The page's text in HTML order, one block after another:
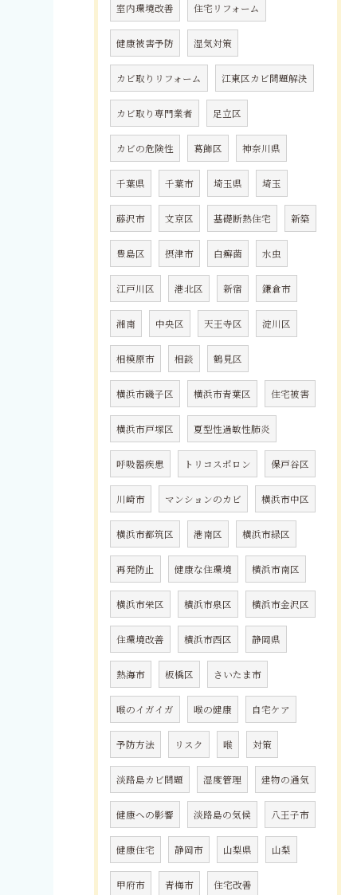
室内環境改善 住宅リフォーム
健康被害予防 湿気対策
カビ取りリフォーム 江東区カビ問題解決
カビ取り専門業者 足立区
カビの危険性 葛飾区 神奈川県
千葉県 千葉市 埼玉県 埼玉
藤沢市 文京区 基礎断熱住宅 新築
豊島区 摂津市 白癬菌 水虫
江戸川区 港北区 新宿 鎌倉市
湘南 中央区 天王寺区 淀川区
相模原市 相談 鶴見区
横浜市磯子区 横浜市青葉区 住宅被害
横浜市戸塚区 夏型性過敏性肺炎
呼吸器疾患 トリコスポロン 保戸谷区
川崎市 マンションのカビ 横浜市中区
横浜市都筑区 港南区 横浜市緑区
再発防止 健康な住環境 横浜市南区
横浜市栄区 横浜市泉区 横浜市金沢区
住環境改善 横浜市西区 静岡県
熱海市 板橋区 さいたま市
喉のイガイガ 喉の健康 自宅ケア
予防方法 リスク 喉 対策
淡路島カビ問題 湿度管理 建物の通気
健康への影響 淡路島の気候 八王子市
健康住宅 静岡市 山梨県 山梨
甲府市 青梅市 住宅改善